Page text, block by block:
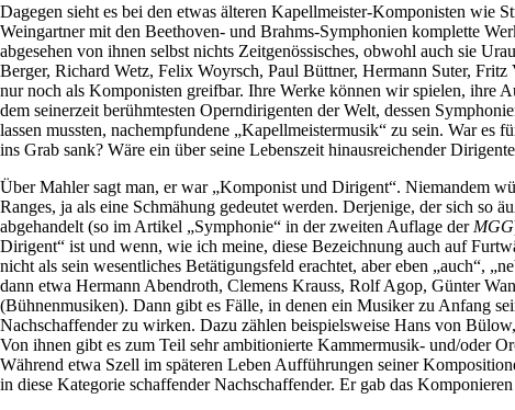
Dagegen sieht es bei den etwas älteren Kapellmeister-Komponisten wie
Weingartner mit den Beethoven- und Brahms-Symphonien komplette
abgesehen von ihnen selbst nichts Zeitgenössisches, obwohl auch sie
Berger, Richard Wetz, Felix Woyrsch, Paul Büttner, Hermann Suter,
nur noch als Komponisten greifbar. Ihre Werke können wir spielen, ihre
dem seinerzeit berühmtesten Operndirigenten der Welt, dessen
lassen mussten, nachempfundene „Kapellmeistermusik“ zu sein. War
ins Grab sank? Wäre ein über seine Lebenszeit hinausreichender
Über Mahler sagt man, er war „Komponist und Dirigent“. Niemandem
Ranges, ja als eine Schmähung gedeutet werden. Derjenige, der sich so
abgehandelt (so im Artikel „Symphonie“ in der zweiten Auflage der MGG
Dirigent“ ist und wenn, wie ich meine, diese Bezeichnung auch auf
nicht als sein wesentliches Betätigungsfeld erachtet, aber eben „auch“,
dann etwa Hermann Abendroth, Clemens Krauss, Rolf Agop, Günter
(Bühnenmusiken). Dann gibt es Fälle, in denen ein Musiker zu Anfang
Nachschaffender zu wirken. Dazu zählen beispielsweise Hans von
Von ihnen gibt es zum Teil sehr ambitionierte Kammermusik- und/oder
Während etwa Szell im späteren Leben Aufführungen seiner
in diese Kategorie schaffender Nachschaffender. Er gab das